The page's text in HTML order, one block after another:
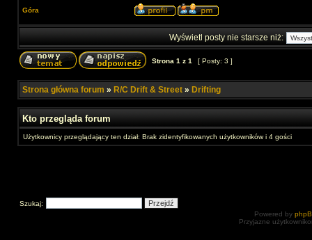
Góra
Wyświetl posty nie starsze niż:
Strona 1 z 1 [ Posty: 3 ]
Strona główna forum » R/C Drift & Street » Drifting
Kto przegląda forum
Użytkownicy przeglądający ten dział: Brak zidentyfikowanych użytkowników i 4 gości
Szukaj:
Powered by
Przyjazne